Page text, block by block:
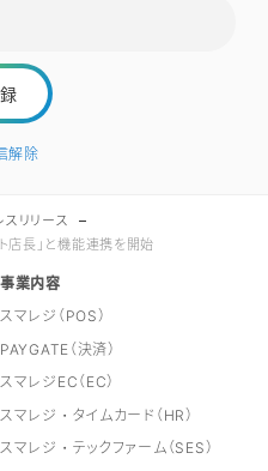
解除
スリリース
店長」と機能連携を開始
事業内容
スマレジ（POS）
PAYGATE（決済）
スマレジEC（EC）
スマレジ・タイムカード（HR）
スマレジ・テックファーム（SES）